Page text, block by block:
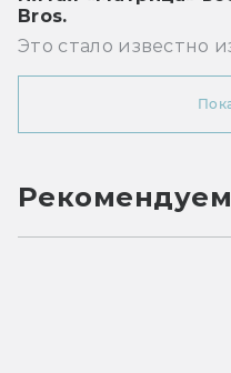
Bros.
Это стало известно
Рекомендуем